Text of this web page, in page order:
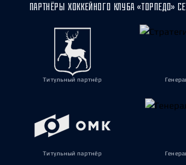
ПАРТНЁРЫ ХОККЕЙНОГО КЛУБА «ТОРПЕДО»
Титульный партнёр
Титульный партнёр